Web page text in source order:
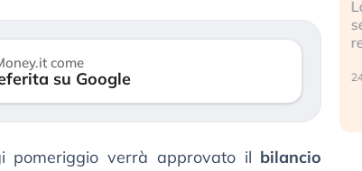
come
su Google
pomeriggio verrà approvato il bilancio
retail (…)
La ricchezza mondiale cresce,
sempre più sganciata
reale. (…)